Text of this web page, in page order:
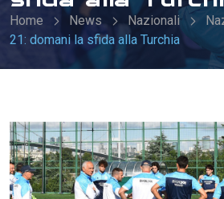
Home News Nazionali
21: domani la sfida alla Turchia